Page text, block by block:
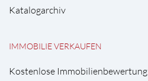
Katalogarchiv
IMMOBILIE VERKAUFEN
Kostenlose Immobilienbewertung